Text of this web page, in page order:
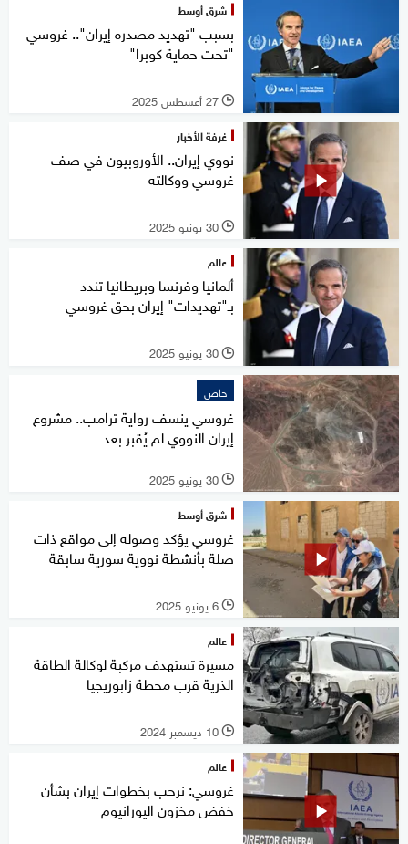
شرق أوسط
بسبب "تهديد مصدره إيران".. غروسي
"تحت حماية كوبرا"
l 27 أغسطس 2025
غرفة الأخبار
نووي إيران.. الأوروبيون في صف
غروسي ووكالته
l 30 يونيو 2025
عالم
ألمانيا وفرنسا وبريطانيا تندد
بـ"تهديدات" إيران بحق غروسي
l 30 يونيو 2025
خاص
غروسي ينسف رواية ترامب.. مشروع
إيران النووي لم يُقبر بعد
l 30 يونيو 2025
شرق أوسط
غروسي يؤكد وصوله إلى مواقع ذات
صلة بأنشطة نووية سورية سابقة
l 6 يونيو 2025
عالم
مسيرة تستهدف مركبة لوكالة الطاقة
الذرية قرب محطة زابوريجيا
l 10 ديسمبر 2024
عالم
غروسي: نرحب بخطوات إيران بشأن
خفض مخزون اليورانيوم